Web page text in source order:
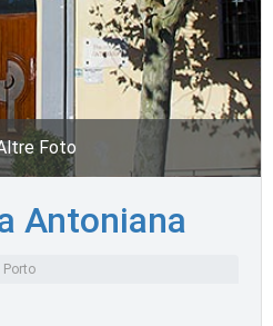
Foto
Antoniana
Porto